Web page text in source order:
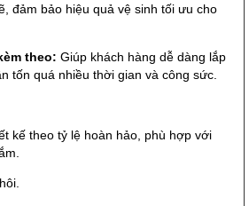
đảm bảo hiệu quả vệ sinh tối ưu cho
theo: Giúp khách hàng dễ dàng lắp
tốn quá nhiều thời gian và công sức.
kế theo tỷ lệ hoàn hảo, phù hợp với